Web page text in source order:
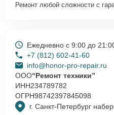
Ремонт любой сложности с
г. Санкт-Петербург
Ежедневно с 9:00 до
+7 (812) 602-41-60
info@honor-pro-repair.ru
ООО“Ремонт техники”
ИНН234789782
ОГРН98742397845098